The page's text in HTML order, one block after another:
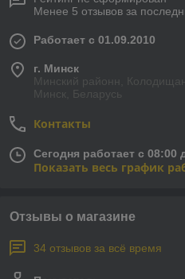
Менее 5 отзывов за
Работает с 01.09.2010
г. Минск
Минский районн,
Минск, Беларусь
Контакты
Сегодня работает с 08:00
Показать весь график
Отзывы о магазине
34 отзывов за всё время